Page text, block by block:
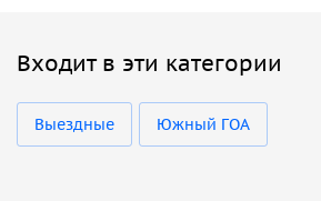
Входит в эти категории
Выездные Южный ГОА